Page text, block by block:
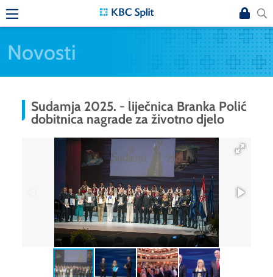
Novosti
Sudamja 2025. - liječnica Branka Polić
dobitnica nagrade za životno djelo